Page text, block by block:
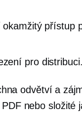
přístup
pro distribuci.
odvětví a
nebo složité